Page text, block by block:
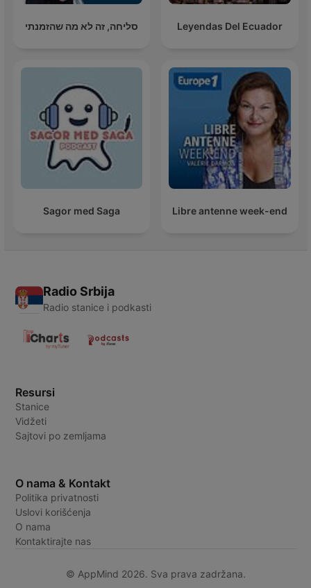
סליחה, זה לא מה שהזמנתי Leyendas Del Ecuador
Sagor med Saga Libre antenne week-end
Radio Srbija
Radio stanice i podkasti
Resursi
Stanice
Vidžeti
Sajtovi po zemljama
O nama & Kontakt
Politika privatnosti
Uslovi korišćenja
O nama
Kontaktirajte nas
© AppMind 2026. Sva prava zadržana.